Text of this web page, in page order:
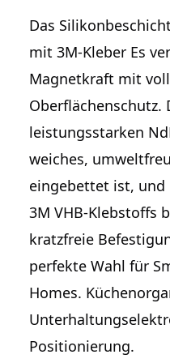
Das
mit 3M-Kleber Es
Magnetkraft mit
Oberflächenschutz.
leistungsstarken
weiches,
eingebettet ist,
3M VHB-Klebstoffs
kratzfreie
perfekte Wahl für
Homes.
Positionierung.